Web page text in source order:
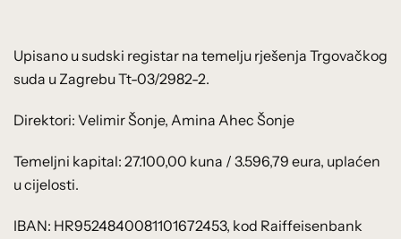
Upisano u sudski registar na temelju rješenja Trgovačkog
suda u Zagrebu Tt-03/2982-2.
Direktori: Velimir Šonje, Amina Ahec Šonje
Temeljni kapital: 27.100,00 kuna / 3.596,79 eura, uplaćen
u cijelosti.
IBAN: HR9524840081101672453, kod Raiffeisenbank